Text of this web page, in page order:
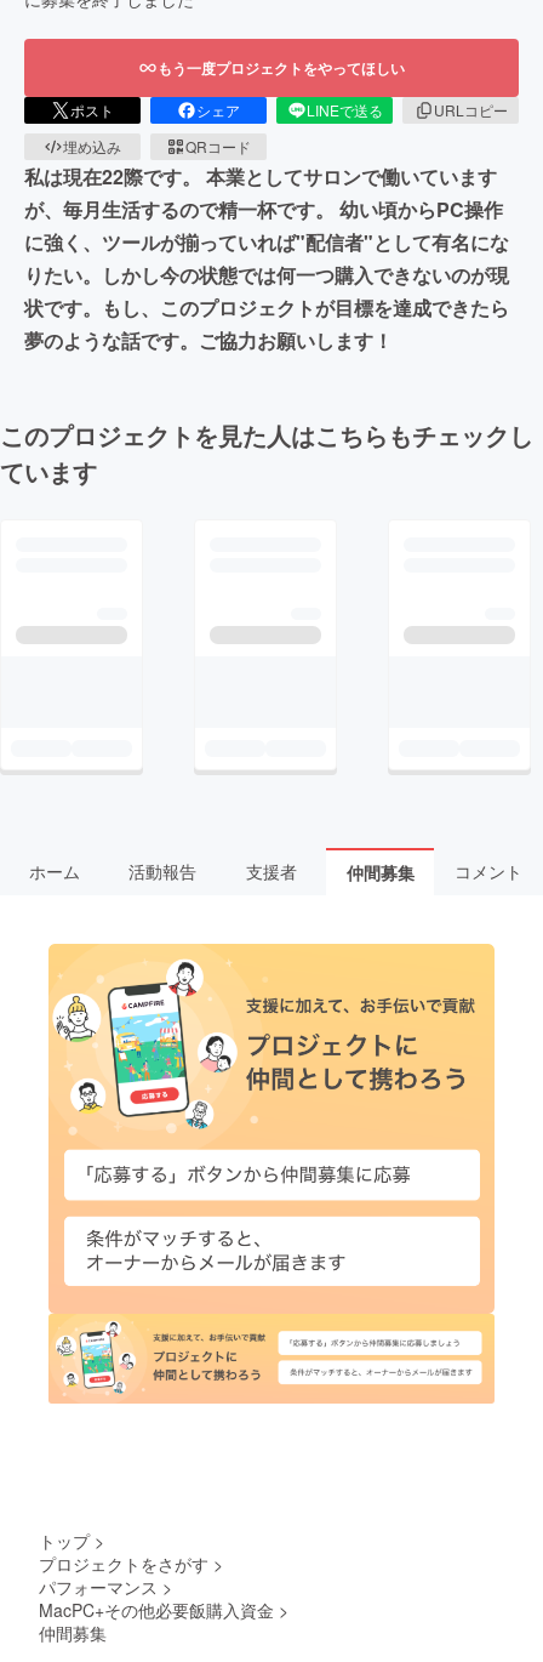
もう一度プロジェクトをやってほしい
ポスト シェア LINEで送る
URLコピー
埋め込み
QRコード
私は現在22際です。 本業としてサロンで働いています
が、毎月生活するので精一杯です。 幼い頃からPC操作
に強く、ツールが揃っていれば"配信者"として有名にな
りたい。しかし今の状態では何一つ購入できないのが現
状です。もし、このプロジェクトが目標を達成できたら
夢のような話です。ご協力お願いします！
このプロジェクトを見た人はこちらもチェックし
ています
ホーム 活動報告 支援者 仲間募集 コメント
トップ >
プロジェクトをさがす >
パフォーマンス >
MacPC+その他必要飯購入資金 >
仲間募集